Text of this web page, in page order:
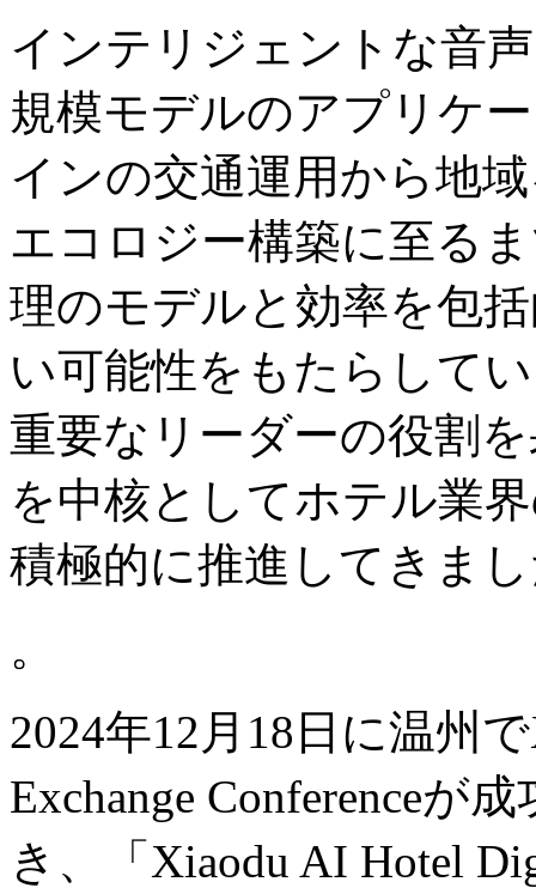
インテリジェントな音
規模モデルのアプリケ
インの交通運用から地
エコロジー構築に至る
理のモデルと効率を包
い可能性をもたらして
重要なリーダーの役割
を中核としてホテル業
積極的に推進してきま
。
2024年12月18日に温州
Exchange Conferenceが
き、「Xiaodu AI Hotel